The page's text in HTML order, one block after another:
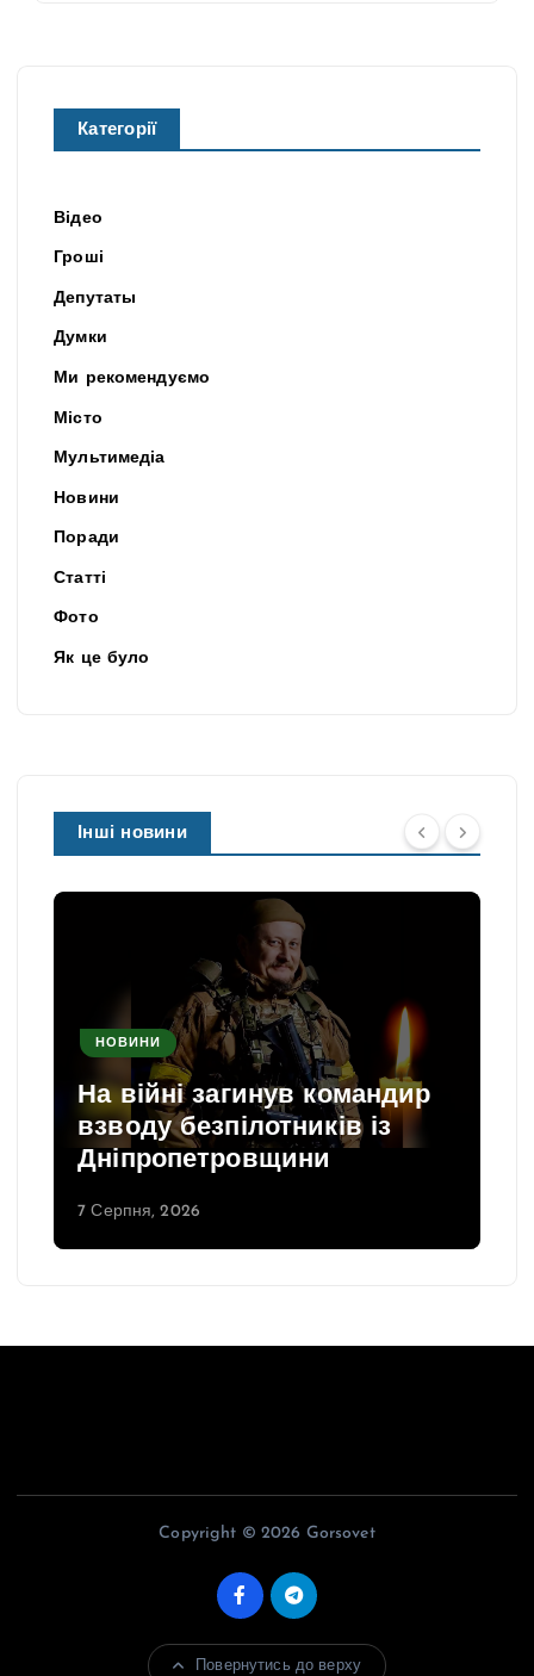
Категорії
Відео
Гроші
Депутаты
Думки
Ми рекомендуємо
Місто
Мультимедіа
Новини
Поради
Статті
Фото
Як це було
Інші новини
НОВИНИ
На війні загинув командир
взводу безпілотників із
Дніпропетровщини
7 Серпня, 2026
Copyright © 2026 Gorsovet
Повернутись до верху